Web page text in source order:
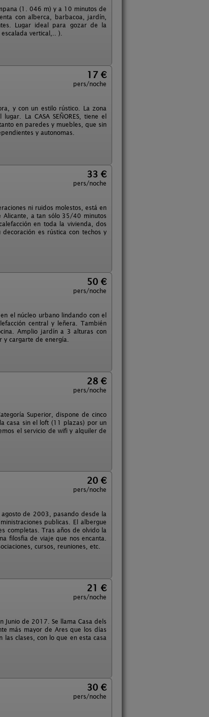
(1. 046 m) y a 10 minutos de
con alberca, barbacoa, jardín,
Lugar ideal para gozar de la
vertical,.. ).
17 €
pers/noche
y con un estilo rústico. La zona
La CASA SEÑORES, tiene el
en paredes y muebles, que sin
y autonomas.
33 €
pers/noche
ni ruidos molestos, está en
Alicante, a tan sólo 35/40 minutos
en toda la vivienda, dos
es rústica con techos y
50 €
pers/noche
el núcleo urbano lindando con el
central y leñera. También
Amplio jardín a 3 alturas con
cargarte de energía.
28 €
pers/noche
Superior, dispone de cinco
casa sin el loft (11 plazas) por un
el servicio de wifi y alquiler de
20 €
pers/noche
de 2003, pasando desde la
publicas. El albergue
completas. Tras años de olvido la
filosfia de viaje que nos encanta.
cursos, reuniones, etc.
21 €
pers/noche
Junio de 2017. Se llama Casa dels
más mayor de Ares que los días
clases, con lo que en esta casa
30 €
pers/noche